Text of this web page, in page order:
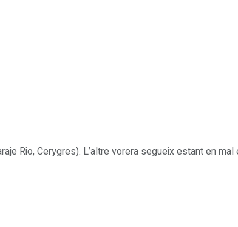
Rio, Cerygres). L’altre vorera segueix estant en